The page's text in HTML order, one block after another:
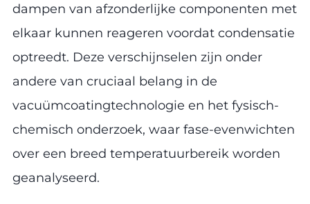
dampen van afzonderlijke componenten met
elkaar kunnen reageren voordat condensatie
optreedt. Deze verschijnselen zijn onder
andere van cruciaal belang in de
vacuümcoatingtechnologie en het fysisch-
chemisch onderzoek, waar fase-evenwichten
over een breed temperatuurbereik worden
geanalyseerd.